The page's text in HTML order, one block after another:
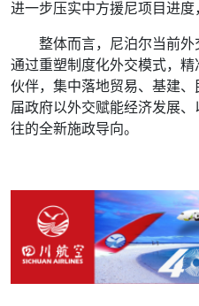
进一步压实中方援尼项目进度
整体而言，尼泊尔当前外
通过重塑制度化外交模式，
伙伴，集中落地贸易、基建
届政府以外交赋能经济发展
往的全新施政导向。